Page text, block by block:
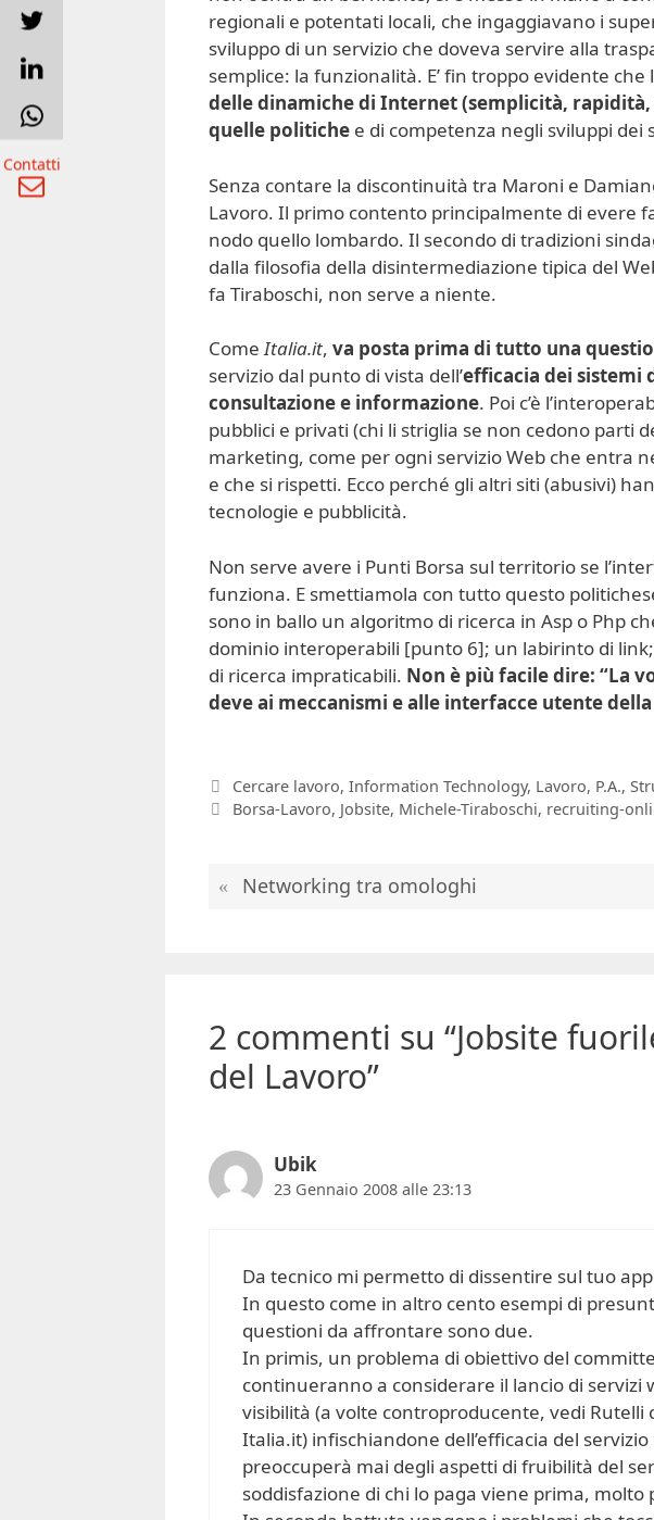
regionali e potentati locali, che ingaggiavano i
sviluppo di un servizio che doveva servire alla
semplice: la funzionalità. E’ fin troppo evidente che
delle dinamiche di Internet (semplicità,
quelle politiche e di competenza negli sviluppi dei
Senza contare la discontinuità tra Maroni e
Lavoro. Il primo contento principalmente di evere
nodo quello lombardo. Il secondo di tradizioni
dalla filosofia della disintermediazione tipica del
fa Tiraboschi, non serve a niente.
ComeItalia.it, va posta prima di tutto una
servizio dal punto di vista dell’efficacia dei sistemi
consultazione e informazione. Poi c’è
pubblici e privati (chi li striglia se non cedono parti
marketing, come per ogni servizio Web che entra
e che si rispetti. Ecco perché gli altri siti (abusivi)
tecnologie e pubblicità.
Non serve avere i Punti Borsa sul territorio se
funziona. E smettiamola con tutto questo
sono in ballo un algoritmo di ricerca in Asp o Php
dominio interoperabili [punto 6]; un labirinto di
di ricerca impraticabili. Non è più facile dire: “La
deve ai meccanismi e alle interfacce utente della
Categorie
Cercare lavoro, Information Technology, Lavoro, P.A.,
Tag
Borsa-Lavoro, Jobsite, Michele-Tiraboschi, recruiting-
Networking tra omologhi
2 commenti su “Jobsite
del Lavoro”
Ubik
23 Gennaio 2008 alle 23:13
Da tecnico mi permetto di dissentire sul tuo
In questo come in altro cento esempi di
questioni da affrontare sono due.
In primis, un problema di obiettivo del
continueranno a considerare il lancio di servizi
visibilità (a volte controproducente, vedi Rutelli
Italia.it) infischiandone dell’efficacia del
preoccuperà mai degli aspetti di fruibilità del
soddisfazione di chi lo paga viene prima,
Contatti